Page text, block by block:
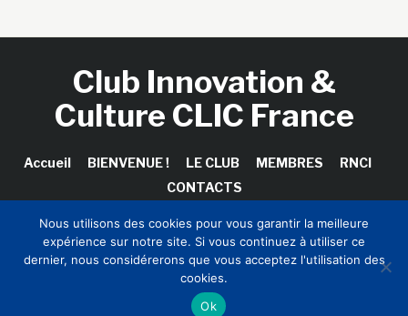
Club Innovation &
Culture CLIC France
Accueil BIENVENUE ! LE CLUB MEMBRES
RNCI
CONTACTS
Copyright © 2026 Club Innovation & Culture CLIC France /
Sinapses Conseils
Nous utilisons des cookies pour vous garantir la meilleure
expérience sur notre site. Si vous continuez à utiliser ce
dernier, nous considérerons que vous acceptez l'utilisation des
cookies.
Ok